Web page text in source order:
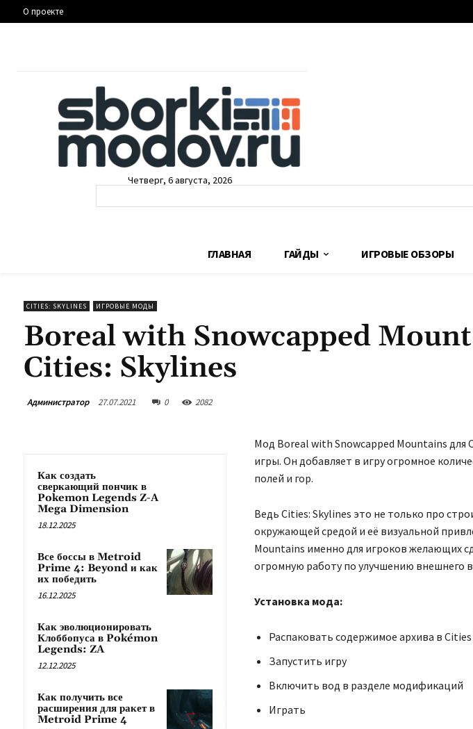
О проекте
Четверг, 6 августа, 2026
ГЛАВНАЯ ГАЙДЫ ИГРОВЫЕ ОБЗОРЫ
CITIES: SKYLINES ИГРОВЫЕ МОДЫ
Boreal with Snowcapped
Cities: Skylines
Администратор 27.07.2021 0 2082
Как создать
сверкающий пончик в
Pokemon Legends Z-A
Mega Dimension
18.12.2025
Все боссы в Metroid
Prime 4: Beyond и как
их победить
16.12.2025
Как эволюционировать
Клоббопуса в Pokémon
Legends: ZA
12.12.2025
Как получить все
расширения для ракет в
Metroid Prime 4
Мод Boreal with Snowcapped Mountains для
игры. Он добавляет в игру огромное
полей и гор.
Ведь Cities: Skylines это не только про
окружающей средой и её визуальной
Mountains именно для игроков желающих
огромную работу по улучшению внешнего
Установка мода:
Распаковать содержимое архива в
Запустить игру
Включить вод в разделе модификаций
Играть